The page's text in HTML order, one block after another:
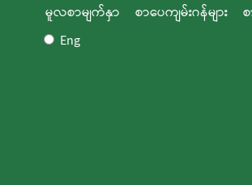
မူလစာမျက်နှာ စာပေကျမ်းဂန်များ
Eng